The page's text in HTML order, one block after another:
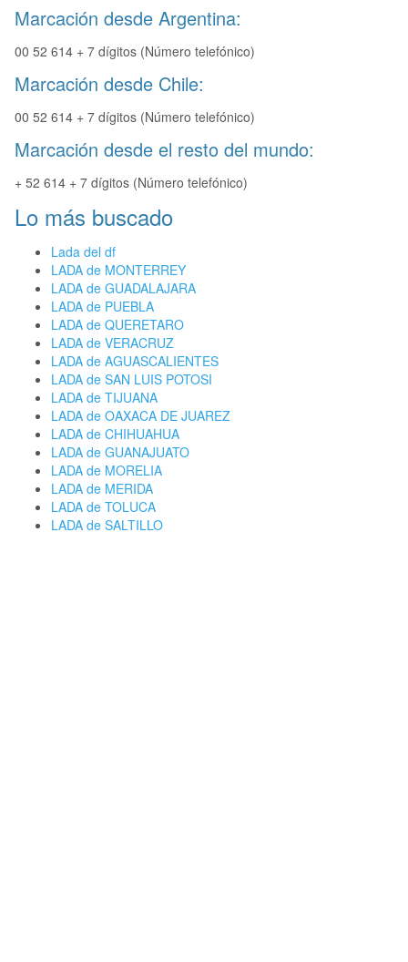
Marcación desde Argentina:
00 52 614 + 7 dígitos (Número telefónico)
Marcación desde Chile:
00 52 614 + 7 dígitos (Número telefónico)
Marcación desde el resto del mundo:
+ 52 614 + 7 dígitos (Número telefónico)
Lo más buscado
Lada del df
LADA de MONTERREY
LADA de GUADALAJARA
LADA de PUEBLA
LADA de QUERETARO
LADA de VERACRUZ
LADA de AGUASCALIENTES
LADA de SAN LUIS POTOSI
LADA de TIJUANA
LADA de OAXACA DE JUAREZ
LADA de CHIHUAHUA
LADA de GUANAJUATO
LADA de MORELIA
LADA de MERIDA
LADA de TOLUCA
LADA de SALTILLO